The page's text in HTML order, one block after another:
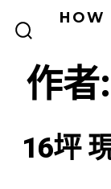
換
開
HOW
作者:
16坪